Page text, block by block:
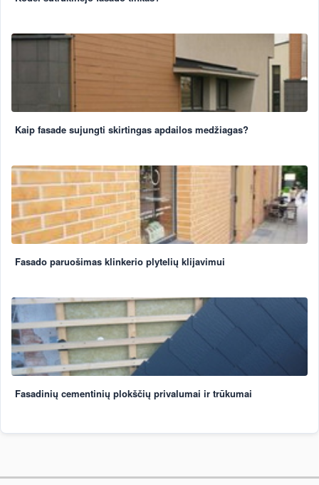
Kaip fasade sujungti skirtingas apdailos medžiagas?
Fasado paruošimas klinkerio plytelių klijavimui
Fasadinių cementinių plokščių privalumai ir trūkumai